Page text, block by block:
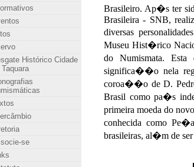
Histórico Cidade
se